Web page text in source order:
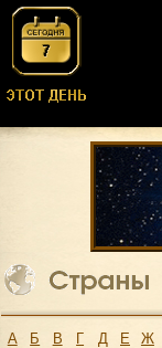
А Б В Г Д Е Ж